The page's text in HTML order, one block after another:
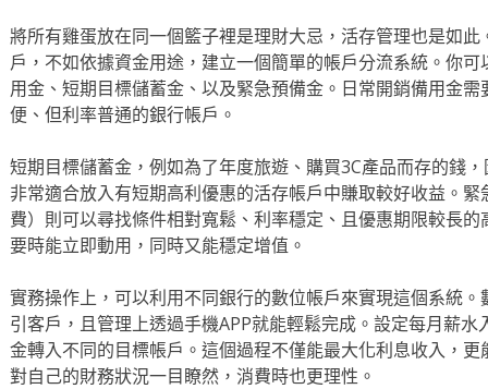
將所有雞蛋放在同一個籃子裡是理財大忌，活存管理也是如
戶，不如依據資金用途，建立一個簡單的帳戶分流系統。你
用金、短期目標儲蓄金、以及緊急預備金。日常開銷備用金
便、但利率普通的銀行帳戶。
短期目標儲蓄金，例如為了年度旅遊、購買3C產品而存的錢
非常適合放入有短期高利優惠的活存帳戶中賺取較好收益。
費）則可以尋找條件相對寬鬆、利率穩定、且優惠期限較長
要時能立即動用，同時又能穩定增值。
實務操作上，可以利用不同銀行的數位帳戶來實現這個系統
引客戶，且管理上透過手機APP就能輕鬆完成。設定每月薪
金轉入不同的目標帳戶。這個過程不僅能最大化利息收入，
對自己的財務狀況一目瞭然，消費時也更理性。